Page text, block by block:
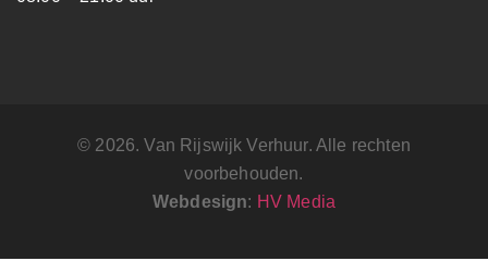
© 2026. Van Rijswijk Verhuur. Alle rechten
voorbehouden.
Webdesign: HV Media